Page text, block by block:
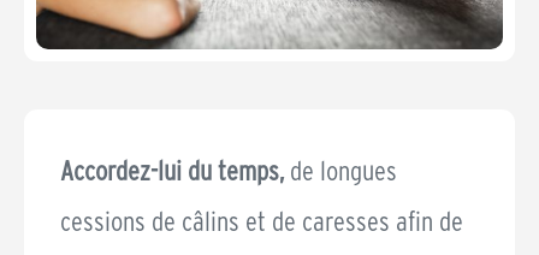
Accordez-lui du temps,de longues
cessions de câlins et de caresses afin de